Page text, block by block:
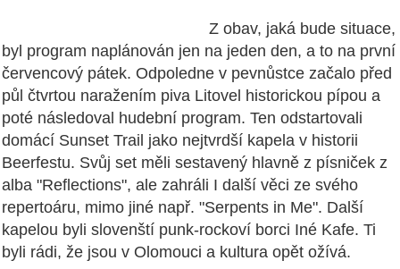
Z obav, jaká bude situace,
byl program naplánován jen na jeden den, a to na první
červencový pátek. Odpoledne v pevnůstce začalo před
půl čtvrtou naražením piva Litovel historickou pípou a
poté následoval hudební program. Ten odstartovali
domácí Sunset Trail jako nejtvrdší kapela v historii
Beerfestu. Svůj set měli sestavený hlavně z písniček z
alba "Reflections", ale zahráli I další věci ze svého
repertoáru, mimo jiné např. "Serpents in Me". Další
kapelou byli slovenští punk-rockoví borci Iné Kafe. Ti
byli rádi, že jsou v Olomouci a kultura opět ožívá.